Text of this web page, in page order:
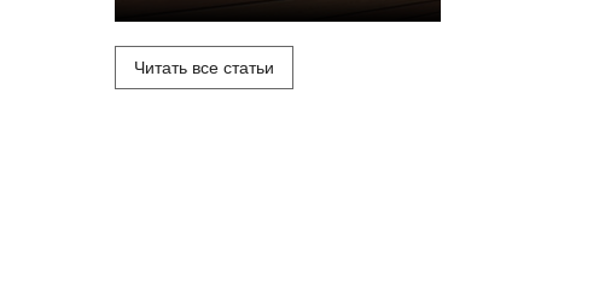
Читать все статьи